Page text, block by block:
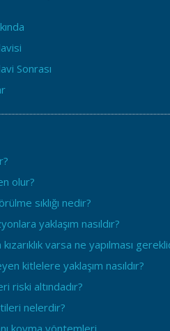
Sonrası
olur?
sıklığı nedir?
yaklaşım nasıldır?
varsa ne yapılması
kitlelere yaklaşım nasıldır?
riski altındadır?
nelerdir?
koyma yöntemleri